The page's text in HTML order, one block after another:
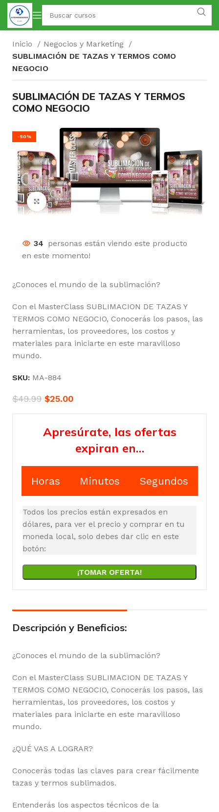
Inicio
Negocios y Marketing
SUBLIMACIÓN DE TAZAS Y TERMOS COMO
NEGOCIO
SUBLIMACIÓN DE TAZAS Y TERMOS
COMO NEGOCIO
-50%
Click para agrandar
34 personas están viendo este producto
en este momento!
¿Conoces el mundo de la sublimación?
Con el MasterClass SUBLIMACION DE TAZAS Y
TERMOS COMO NEGOCIO, Conocerás los pasos, las
herramientas, los proveedores, los costos y
materiales para iniciarte en este maravilloso
mundo.
SKU: MA-884
$49.99 $25.00
Apresúrate, las ofertas
expiran en…
Horas Minutos Segundos
Todos los precios están expresados en
dólares, para ver el precio y comprar en tu
moneda local, solo debes dar clic en este
botón:
¡TOMAR OFERTA!
Descripción y Beneficios:
¿Conoces el mundo de la sublimación?
Con el MasterClass SUBLIMACION DE TAZAS Y
TERMOS COMO NEGOCIO, Conocerás los pasos, las
herramientas, los proveedores, los costos y
materiales para iniciarte en este maravilloso
mundo.
¿QUÉ VAS A LOGRAR?
Conocerás todas las claves para crear fácilmente
tazas y termos sublimados.
Entenderás los aspectos técnicos de la